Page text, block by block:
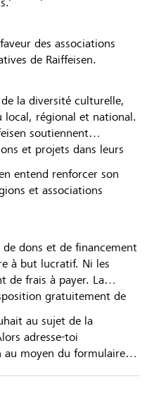
des associations
de Raiffeisen.
la diversité culturelle,
local, régional et national.
soutiennent
et projets dans leurs
entend renforcer son
et associations
dons et de financement
à but lucratif. Ni les
de frais à payer. La
gratuitement de
au sujet de la
adresse-toi
au moyen du formulaire